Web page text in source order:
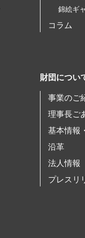
錦絵ギ
コラム
財団につい
事業のご
理事長ご
基本情報
沿革
法人情報
プレスリ